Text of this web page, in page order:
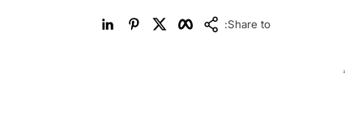
Share to:
Copy Link
Facebook
Twitter